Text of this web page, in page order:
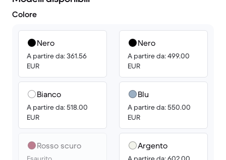
Colore
Nero
A partire da: 361.56
EUR
Bianco
A partire da: 518.00
EUR
Rosso scuro
Nero
A partire da: 499.00
EUR
Blu
A partire da: 550.00
EUR
Argento